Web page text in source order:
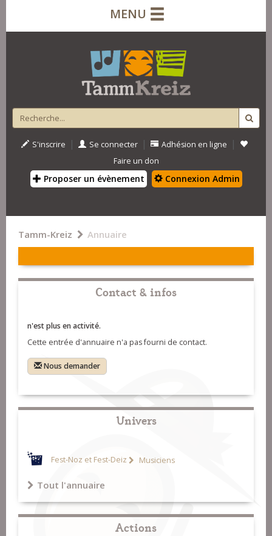
MENU
S'inscrire | Se connecter | Adhésion en ligne |
Faire un don
Proposer un évènement Connexion Admin
Tamm-Kreiz Annuaire
Contact & infos
n'est plus en activité.
Cette entrée d'annuaire n'a pas fourni de contact.
Nous demander
Univers
Fest-Noz et Fest-Deiz Musiciens
Tout l'annuaire
Actions